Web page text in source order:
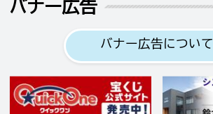
バナー広告
バナー広告について